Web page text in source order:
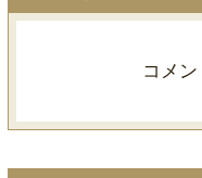
コメン